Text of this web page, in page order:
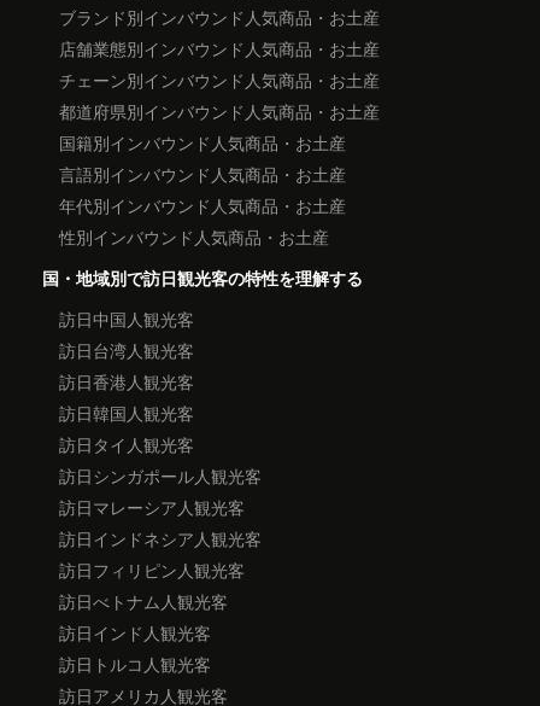
ブランド別インバウンド人気商品・お土産
店舗業態別インバウンド人気商品・お土産
チェーン別インバウンド人気商品・お土産
都道府県別インバウンド人気商品・お土産
国籍別インバウンド人気商品・お土産
言語別インバウンド人気商品・お土産
年代別インバウンド人気商品・お土産
性別インバウンド人気商品・お土産
国・地域別で訪日観光客の特性を理解する
訪日中国人観光客
訪日台湾人観光客
訪日香港人観光客
訪日韓国人観光客
訪日タイ人観光客
訪日シンガポール人観光客
訪日マレーシア人観光客
訪日インドネシア人観光客
訪日フィリピン人観光客
訪日べトナム人観光客
訪日インド人観光客
訪日トルコ人観光客
訪日アメリカ人観光客